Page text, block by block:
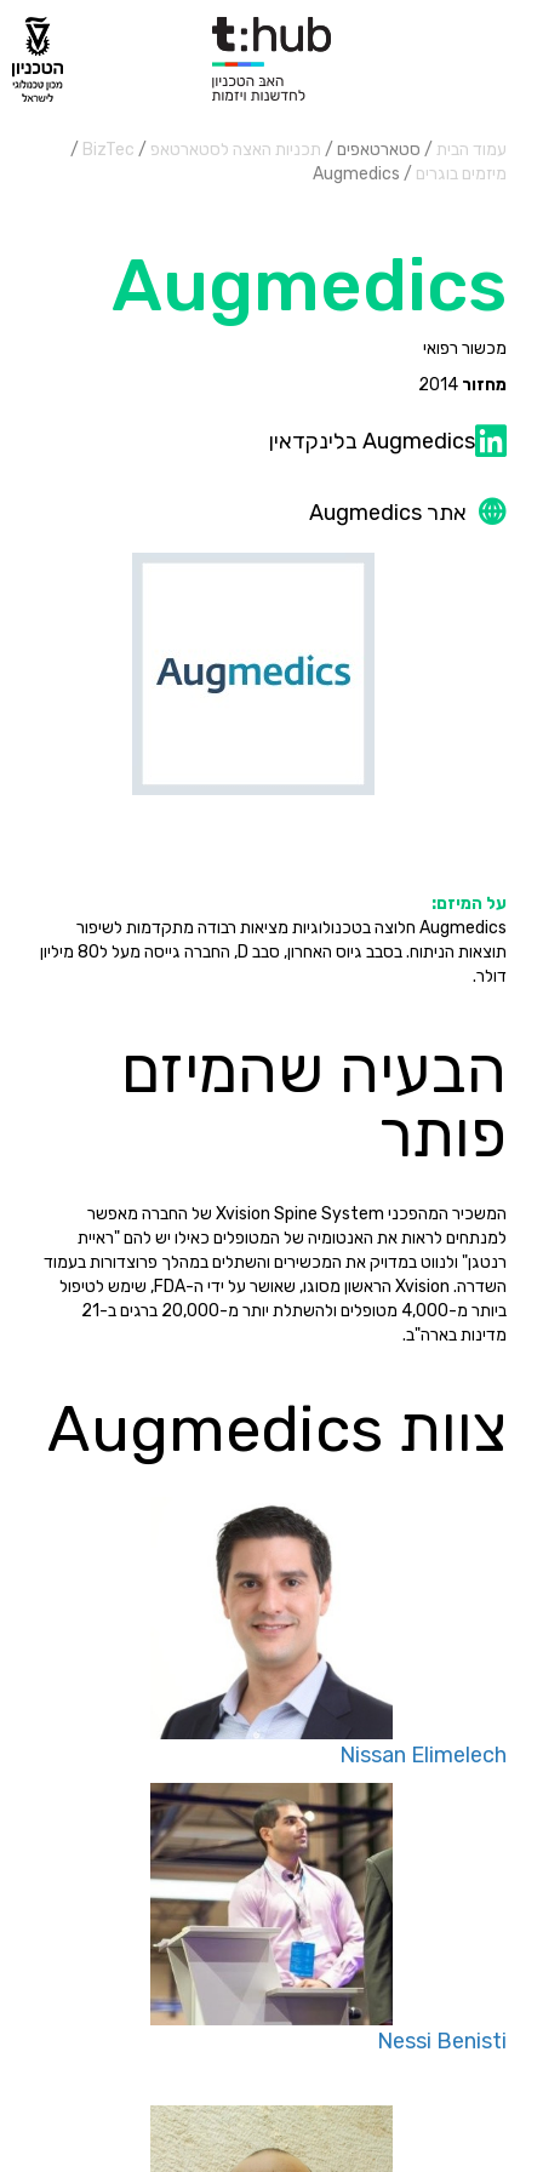
עמוד הבית / סטארטאפים / תכניות האצה לסטארטאפ /
BizTec
/
מיזמים בוגרים /
Augmedics
Augmedics
מכשור רפואי
מחזור
Augmedics בלינקדאין
אתר Augmedics
על המיזם:
Augmedics חלוצה בטכנולוגיות מציאות רבודה מתקדמות לשיפור
תוצאות הניתוח. בסבב גיוס האחרון, סבב D, החברה גייסה מעל ל80 מיליון
דולר.
הבעיה שהמיזם
פותר
המשכיר המהפכני Xvision Spine System של החברה מאפשר
למנתחים לראות את האנטומיה של המטופלים כאילו יש להם "ראיית
רנטגן" ולנווט במדויק את המכשירים והשתלים במהלך פרוצדורות בעמוד
השדרה. Xvision הראשון מסוגו, שאושר על ידי ה-FDA, שימש לטיפול
ביותר מ-4,000 מטופלים ולהשתלת יותר מ-20,000 ברגים ב-21
מדינות בארה"ב.
צוות Augmedics
Nissan Elimelech
Nessi Benisti